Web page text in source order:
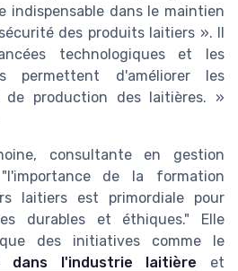
indispensable dans le maintien
des produits laitiers ». Il
technologiques et les
permettent d'améliorer les
production des laitières. »
consultante en gestion
de la formation
laitiers est primordiale pour
durables et éthiques." Elle
des initiatives comme le
dans l'industrie laitière et